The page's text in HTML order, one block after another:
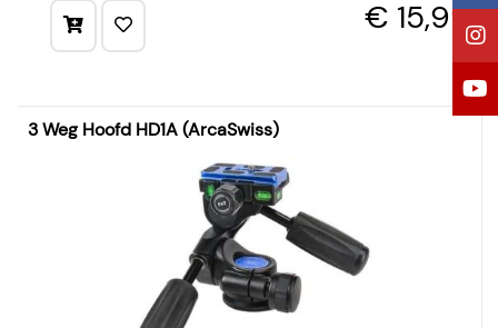
€ 15,99
3 Weg Hoofd HD1A (ArcaSwiss)